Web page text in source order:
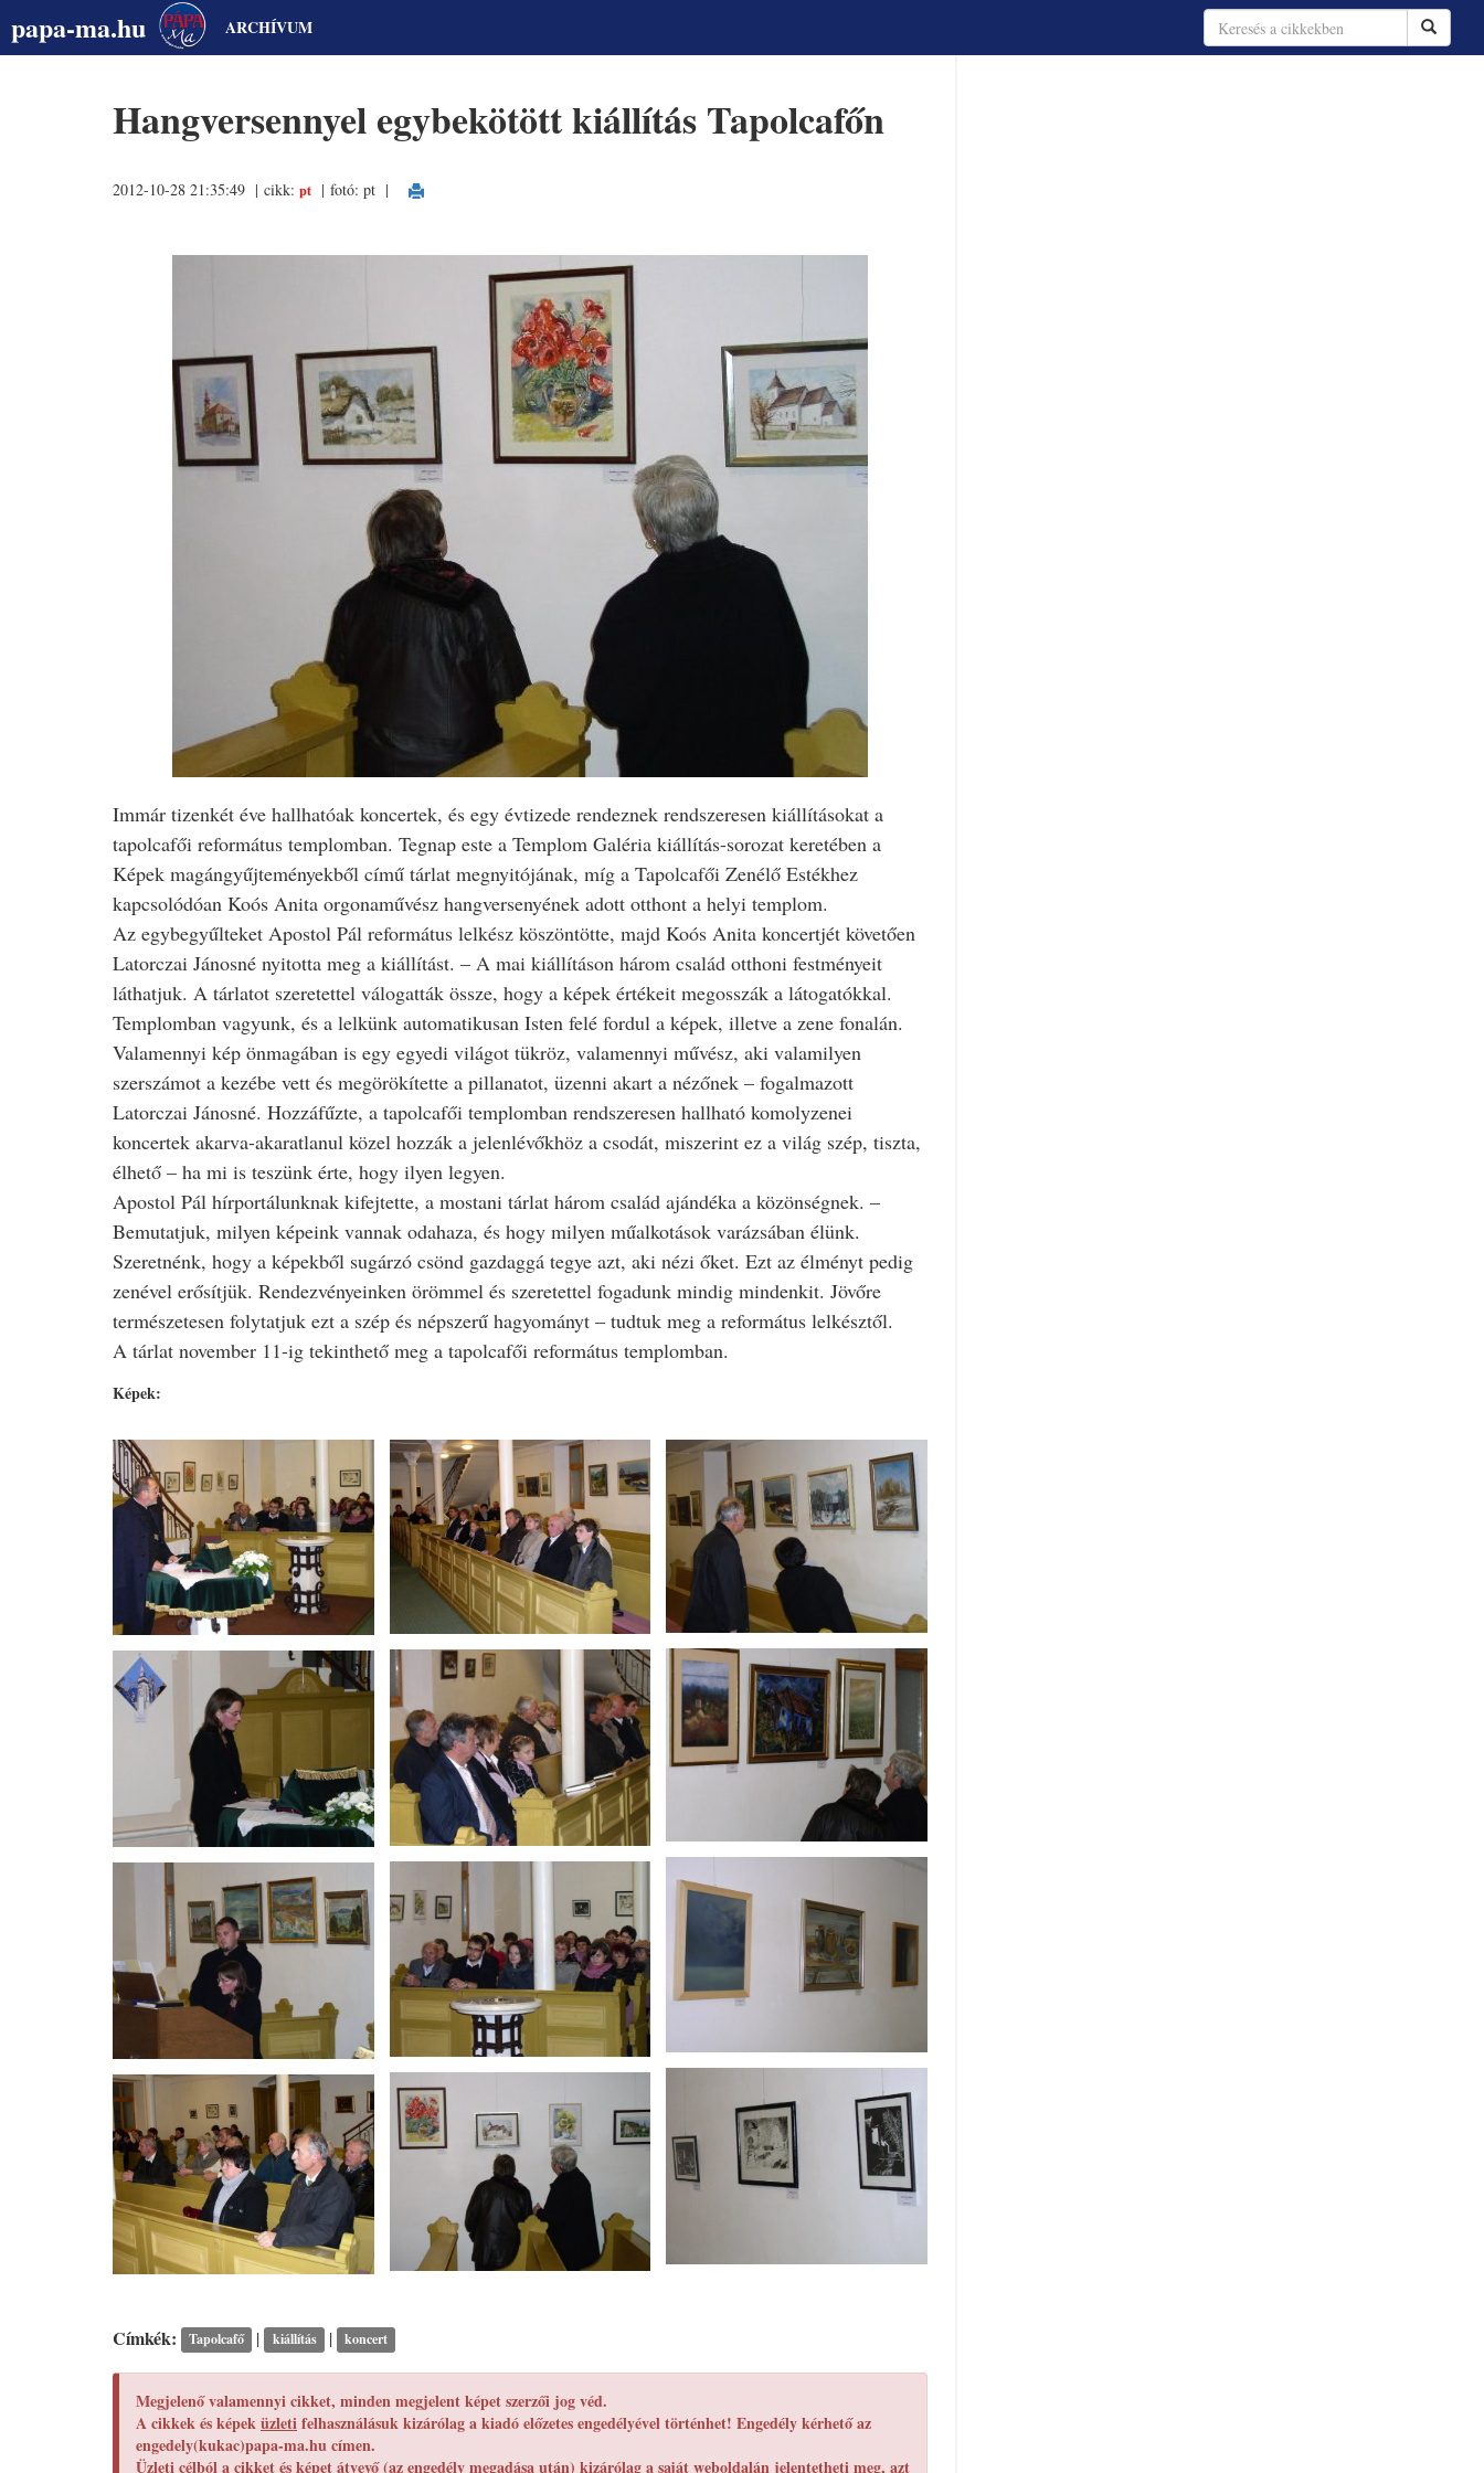
papa-ma.hu ARCHÍVUM
Hangversennyel egybekötött kiállítás Tapolcafőn
2012-10-28 21:35:49 | cikk: pt | fotó: pt |
Immár tizenkét éve hallhatóak koncertek, és egy évtizede rendeznek rendszeresen kiállításokat a
tapolcafői református templomban. Tegnap este a Templom Galéria kiállítás-sorozat keretében a
Képek magángyűjteményekből című tárlat megnyitójának, míg a Tapolcafői Zenélő Estékhez
kapcsolódóan Koós Anita orgonaművész hangversenyének adott otthont a helyi templom.
Az egybegyűlteket Apostol Pál református lelkész köszöntötte, majd Koós Anita koncertjét követően
Latorczai Jánosné nyitotta meg a kiállítást. – A mai kiállításon három család otthoni festményeit
láthatjuk. A tárlatot szeretettel válogatták össze, hogy a képek értékeit megosszák a látogatókkal.
Templomban vagyunk, és a lelkünk automatikusan Isten felé fordul a képek, illetve a zene fonalán.
Valamennyi kép önmagában is egy egyedi világot tükröz, valamennyi művész, aki valamilyen
szerszámot a kezébe vett és megörökítette a pillanatot, üzenni akart a nézőnek – fogalmazott
Latorczai Jánosné. Hozzáfűzte, a tapolcafői templomban rendszeresen hallható komolyzenei
koncertek akarva-akaratlanul közel hozzák a jelenlévőkhöz a csodát, miszerint ez a világ szép, tiszta,
élhető – ha mi is teszünk érte, hogy ilyen legyen.
Apostol Pál hírportálunknak kifejtette, a mostani tárlat három család ajándéka a közönségnek. –
Bemutatjuk, milyen képeink vannak odahaza, és hogy milyen műalkotások varázsában élünk.
Szeretnénk, hogy a képekből sugárzó csönd gazdaggá tegye azt, aki nézi őket. Ezt az élményt pedig
zenével erősítjük. Rendezvényeinken örömmel és szeretettel fogadunk mindig mindenkit. Jövőre
természetesen folytatjuk ezt a szép és népszerű hagyományt – tudtuk meg a református lelkésztől.
A tárlat november 11-ig tekinthető meg a tapolcafői református templomban.
Képek:
Címkék: Tapolcafő | kiállítás | koncert
Megjelenő valamennyi cikket, minden megjelent képet szerzői jog véd.
A cikkek és képeküzletifelhasználásuk kizárólag a kiadó előzetes engedélyével történhet! Engedély kérhető az
engedely(kukac)papa-ma.hu címen.
Üzleticélból a cikket és képet átvevő (az engedély megadása után) kizárólag a saját weboldalán jelentetheti meg, azt